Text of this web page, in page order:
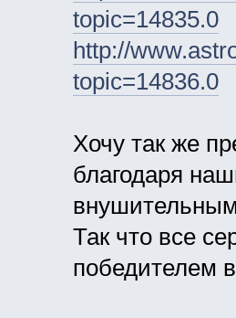
topic=14835.0
http://
topic=14836.0
Хочу так же
благодаря
Так что все
победителем